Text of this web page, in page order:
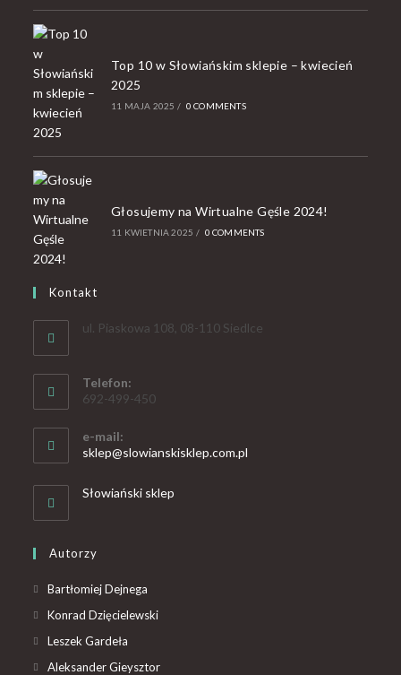
Top 10 w Słowiańskim sklepie – kwiecień
2025
11 MAJA 2025 / 0 COMMENTS
Głosujemy na Wirtualne Gęśle 2024!
11 KWIETNIA 2025 / 0 COMMENTS
Kontakt
ul. Piaskowa 108, 08-110 Siedlce
Telefon:
692-499-450
e-mail:
sklep@slowianskisklep.com.pl
Słowiański sklep
Autorzy
Bartłomiej Dejnega
Konrad Dzięcielewski
Leszek Gardeła
Aleksander Gieysztor